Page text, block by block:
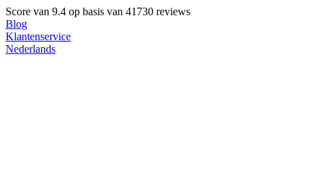
Score van 9.4 op basis van 41730 reviews
Blog
Klantenservice
Nederlands